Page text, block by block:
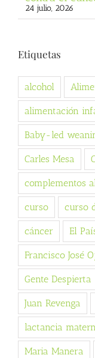
24 julio, 2026
Etiquetas
alcohol
alimentación
Baby-led
Carles Mesa
complementos
curso curso
cáncer El
Francisco José
Gente Despierta
Juan Revenga
lactancia
Maria Manera